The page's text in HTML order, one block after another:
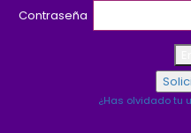
Contraseña
¿Has olvidado tu